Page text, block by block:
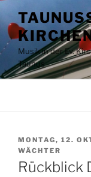
Inhalt
springen
Musik in der Ev.
Taunus
AM
MONTAG, 12.
WÄCHTER
Rückblick